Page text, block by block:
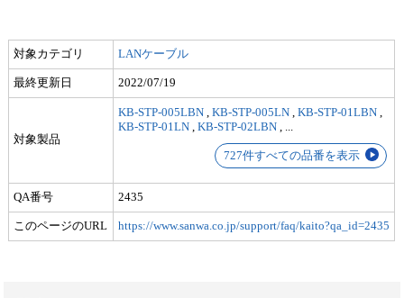
対象カテゴリ LANケーブル
最終更新日 2022/07/19
対象製品
KB-STP-005LBN ,KB-STP-005LN ,KB-STP-01LBN
KB-STP-01LN ,KB-STP-02LBN
727件すべての品番を表示
QA番号 2435
このページのURL https://www.sanwa.co.jp/support/faq/kaito?qa_id=2435